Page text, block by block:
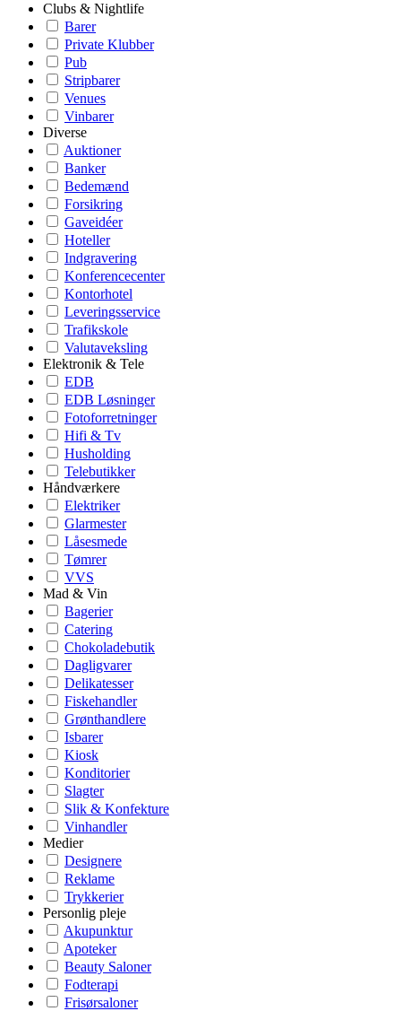
Clubs & Nightlife
Barer
Private Klubber
Pub
Stripbarer
Venues
Vinbarer
Diverse
Auktioner
Banker
Bedemænd
Forsikring
Gaveidéer
Hoteller
Indgravering
Konferencecenter
Kontorhotel
Leveringsservice
Trafikskole
Valutaveksling
Elektronik & Tele
EDB
EDB Løsninger
Fotoforretninger
Hifi & Tv
Husholding
Telebutikker
Håndværkere
Elektriker
Glarmester
Låsesmede
Tømrer
VVS
Mad & Vin
Bagerier
Catering
Chokoladebutik
Dagligvarer
Delikatesser
Fiskehandler
Grønthandlere
Isbarer
Kiosk
Konditorier
Slagter
Slik & Konfekture
Vinhandler
Medier
Designere
Reklame
Trykkerier
Personlig pleje
Akupunktur
Apoteker
Beauty Saloner
Fodterapi
Frisørsaloner